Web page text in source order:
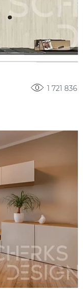
1 721 836